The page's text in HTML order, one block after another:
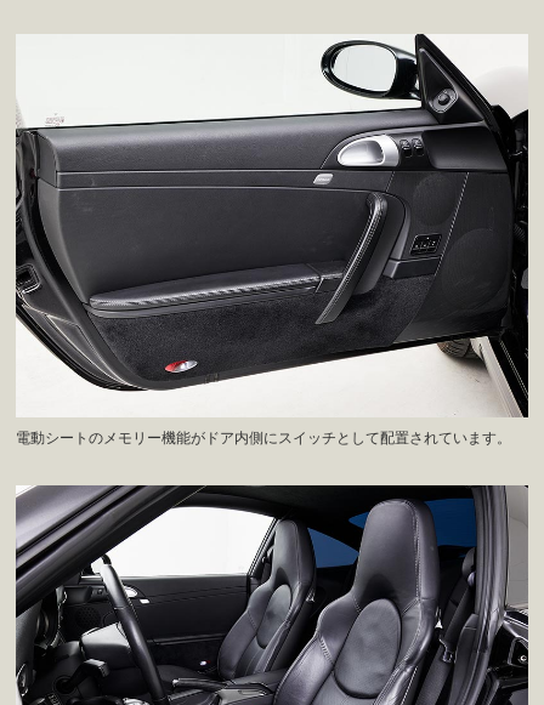
電動シートのメモリー機能がドア内側にスイッチとして配置されています。